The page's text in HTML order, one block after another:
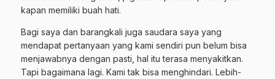
kapan memiliki buah hati.
Bagi saya dan barangkali juga saudara saya yang
mendapat pertanyaan yang kami sendiri pun belum bisa
menjawabnya dengan pasti, hal itu terasa menyakitkan.
Tapi bagaimana lagi. Kami tak bisa menghindari. Lebih-